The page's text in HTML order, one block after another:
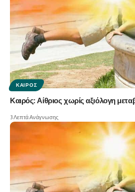
ΚΑΙΡΌΣ
Καιρός: Αίθριος χωρίς αξιόλογη
3 Λεπτά Ανάγνωσης